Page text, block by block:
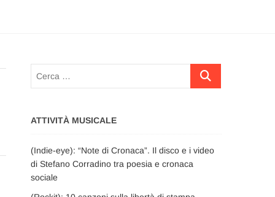
Cerca
ATTIVITÀ MUSICALE
(Indie-eye): “Note di Cronaca”. Il disco e i video
di Stefano Corradino tra poesia e cronaca
sociale